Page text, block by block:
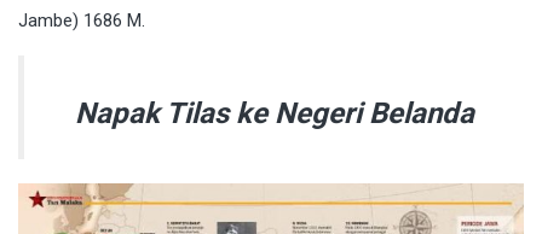
Jambe) 1686 M.
Napak Tilas ke Negeri Belanda